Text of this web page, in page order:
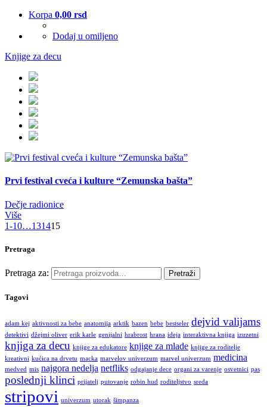
Korpa 0,00 rsd
Dodaj u omiljeno
Knjige za decu
Prvi festival cveća i kulture “Zemunska bašta”
Dečje radionice
Više
1-10…131415
Pretraga
Pretraga za: Pretraži
Tagovi
adam kej aktivnosti za bebe anatomija arktik bazen bebe bestseler dejvid valijams
detektivi džejmi oliver erik karle genijalni hrabrost hrana ideja interaktivna knjiga izuzetni
knjiga za decu knjige za edukatore knjige za mlade knjige za roditelje
kreativni kućica na drvetu macka marvelov univerzum marvel univerzum medicina
medved mis najgora nedelja netfliks odgajanje dece organi za varenje osvetnici pas
poslednji klinci prijatelj putovanje robin hud roditeljstvo sreda
stripovi univerzum utorak šimpanza